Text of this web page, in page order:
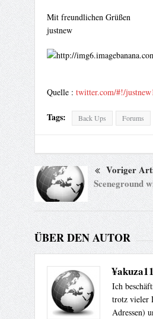
Mit freundlichen Grüßen
justnew
Quelle : twitter.com/#!/
Tags: Back Ups Forums
Voriger
Sceneground
ÜBER DEN AUTOR
Ich
trotz vieler
Adressen)